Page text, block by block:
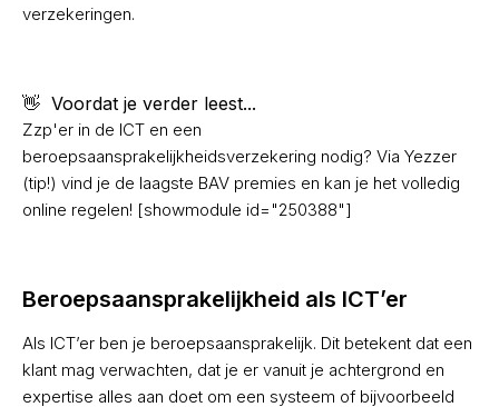
verzekeringen.
👋 Voordat je verder leest...
Zzp'er in de ICT en een
beroepsaansprakelijkheidsverzekering nodig? Via Yezzer
(tip!) vind je de laagste BAV premies en kan je het volledig
online regelen! [showmodule id="250388"]
Beroepsaansprakelijkheid als ICT’er
Als ICT’er ben je beroepsaansprakelijk. Dit betekent dat een
klant mag verwachten, dat je er vanuit je achtergrond en
expertise alles aan doet om een systeem of bijvoorbeeld